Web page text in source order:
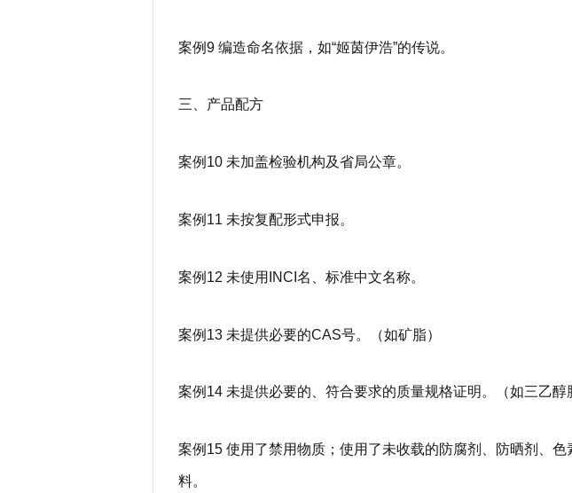
案例9 编造命名依据，如“姬茵伊浩”的传说。
三、产品配方
案例10 未加盖检验机构及省局公章。
案例11 未按复配形式申报。
案例12 未使用INCI名、标准中文名称。
案例13 未提供必要的CAS号。（如矿脂）
案例14 未提供必要的、符合要求的质量规格证明。（如三乙醇
案例15 使用了禁用物质；使用了未收载的防腐剂、防晒剂、
料。